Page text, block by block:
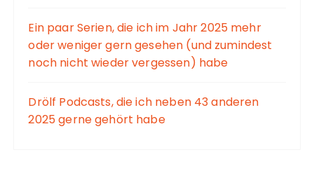
Ein paar Serien, die ich im Jahr 2025 mehr
oder weniger gern gesehen (und zumindest
noch nicht wieder vergessen) habe
Drölf Podcasts, die ich neben 43 anderen
2025 gerne gehört habe